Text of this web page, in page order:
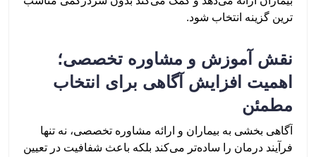
ترین گزینه انتخاب شود.
نقش آموزش و مشاوره تخصصی؛
اهمیت افزایش آگاهی برای انتخاب
مطمئن
آگاهی بخشی به بیماران و ارائه مشاوره تخصصی، نه تنها
فرآیند درمان را ساده‌تر می‌کند بلکه باعث شفافیت در تعیین